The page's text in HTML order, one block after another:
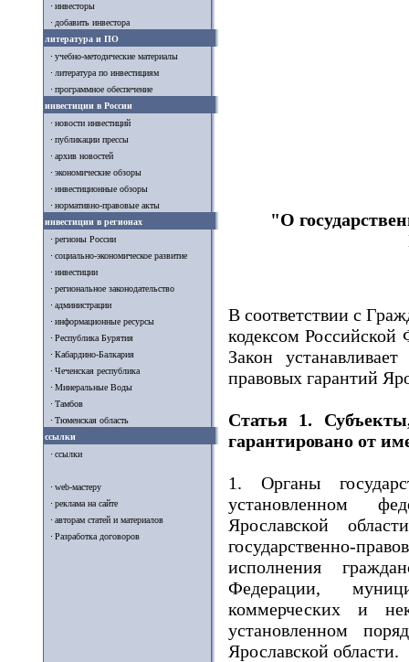
инвесторы
добавить инвестора
литература и ПО
учебно-методические материалы
литература по инвестициям
программное обеспечение
инвестиции в России
новости инвестиций
публикации прессы
архив новостей
экономические обзоры
инвестиционные обзоры
нормативно-правовые акты
инвестиции в регионах
регионы России
социально-экономическое развитие
инвестиции
региональное законодательство
администрации
информационные ресурсы
Республика Бурятия
Кабардино-Балкария
Чеченская республика
Минеральные Воды
Тамбов
Тюменская область
ссылки
ссылки
web-мастеру
реклама на сайте
авторам статей и материалов
Разработка договоров
"О
В соответствии с
кодексом Российской
Закон
правовых гарантий
Статья 1.
гарантировано от
1. Органы
установленном
Ярославской
государственно-
исполнения
Федерации,
коммерческих и
установленном
Ярославской области.